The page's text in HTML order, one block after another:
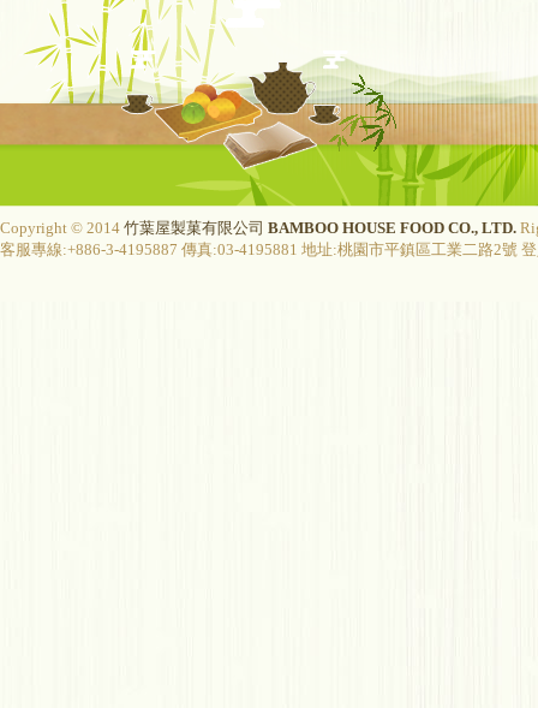
Copyright © 2014 竹葉屋製菓有限公司 BAMBOO HOUSE FOOD CO., LTD.
客服專線:+886-3-4195887 傳真:03-4195881 地址:桃園市平鎮區工業二路2號